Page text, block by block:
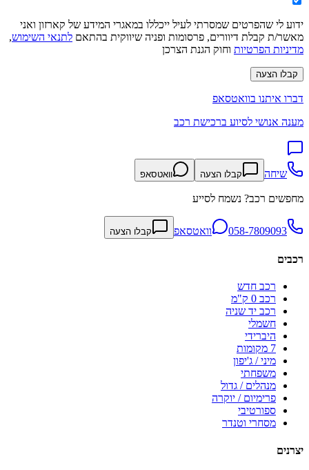
ידוע לי שהפרטים שמסרתי לעיל ייכללו במאגרי המידע של קארזון ואני
מאשר/ת קבלת דיוורים, פרסומות ופניה שיווקית בהתאם לתנאי השימוש,
מדיניות הפרטיות וחוק הגנת הצרכן
קבלו הצעה
דברו איתנו בוואטסאפ
מענה אנושי לסיוע ברכישת רכב
שיחה קבלו הצעה וואטסאפ
מחפשים רכב? נשמח לסייע
058-7809093 וואטסאפ קבלו הצעה
רכבים
רכב חדש
רכב 0 ק"מ
רכב יד שניה
חשמלי
היברידי
7 מקומות
מיני / ג'יפון
משפחתי
מנהלים / גדול
פרימיום / יוקרה
ספורטיבי
מסחרי וטנדר
יצרנים